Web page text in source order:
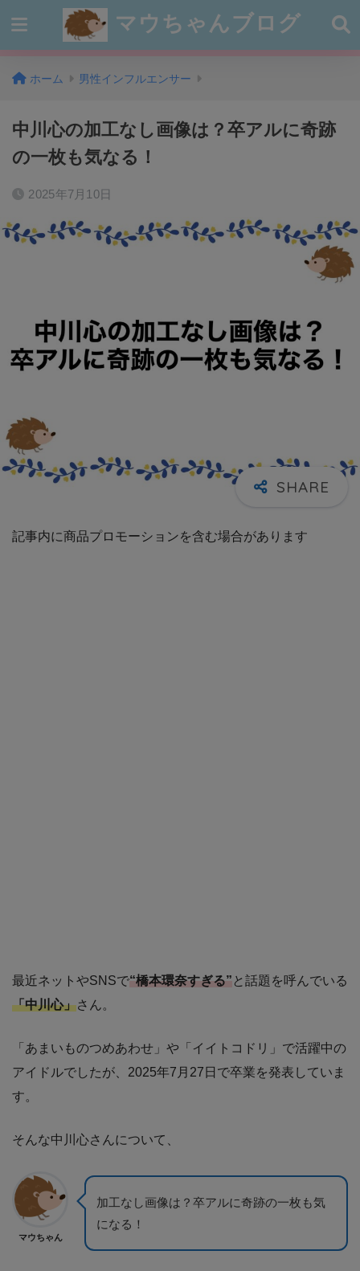
マウちゃんブログ
ホーム 男性インフルエンサー
中川心の加工なし画像は？卒アルに奇跡
の一枚も気なる！
2025年7月10日
記事内に商品プロモーションを含む場合があります
最近ネットやSNSで“橋本環奈すぎる” と話題を呼んでいる
「中川心」さん。
「あまいものつめあわせ」や「イイトコドリ」で活躍中の
アイドルでしたが、2025年7月27日で卒業を発表していま
す。
そんな中川心さんについて、
マウちゃん
加工なし画像は？卒アルに奇跡の一枚も気
になる！